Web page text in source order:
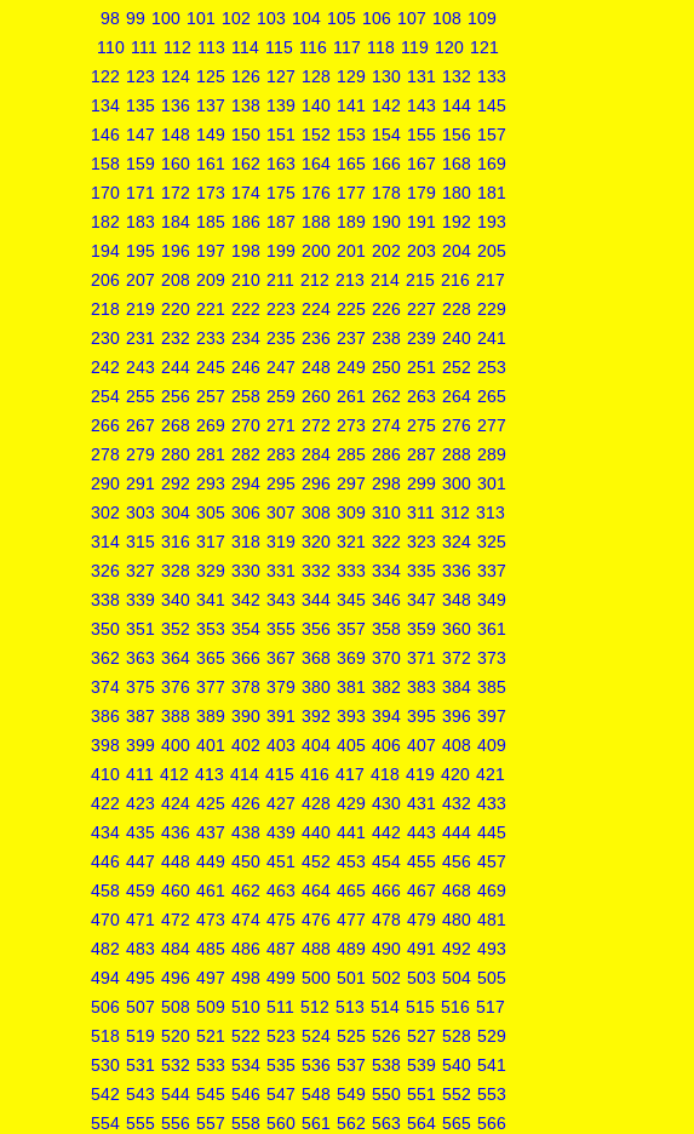
98 99 100 101 102 103 104 105 106 107 108 109
110 111 112 113 114 115 116 117 118 119 120 121
122 123 124 125 126 127 128 129 130 131 132 133
134 135 136 137 138 139 140 141 142 143 144 145
146 147 148 149 150 151 152 153 154 155 156 157
158 159 160 161 162 163 164 165 166 167 168 169
170 171 172 173 174 175 176 177 178 179 180 181
182 183 184 185 186 187 188 189 190 191 192 193
194 195 196 197 198 199 200 201 202 203 204 205
206 207 208 209 210 211 212 213 214 215 216 217
218 219 220 221 222 223 224 225 226 227 228 229
230 231 232 233 234 235 236 237 238 239 240 241
242 243 244 245 246 247 248 249 250 251 252 253
254 255 256 257 258 259 260 261 262 263 264 265
266 267 268 269 270 271 272 273 274 275 276 277
278 279 280 281 282 283 284 285 286 287 288 289
290 291 292 293 294 295 296 297 298 299 300 301
302 303 304 305 306 307 308 309 310 311 312 313
314 315 316 317 318 319 320 321 322 323 324 325
326 327 328 329 330 331 332 333 334 335 336 337
338 339 340 341 342 343 344 345 346 347 348 349
350 351 352 353 354 355 356 357 358 359 360 361
362 363 364 365 366 367 368 369 370 371 372 373
374 375 376 377 378 379 380 381 382 383 384 385
386 387 388 389 390 391 392 393 394 395 396 397
398 399 400 401 402 403 404 405 406 407 408 409
410 411 412 413 414 415 416 417 418 419 420 421
422 423 424 425 426 427 428 429 430 431 432 433
434 435 436 437 438 439 440 441 442 443 444 445
446 447 448 449 450 451 452 453 454 455 456 457
458 459 460 461 462 463 464 465 466 467 468 469
470 471 472 473 474 475 476 477 478 479 480 481
482 483 484 485 486 487 488 489 490 491 492 493
494 495 496 497 498 499 500 501 502 503 504 505
506 507 508 509 510 511 512 513 514 515 516 517
518 519 520 521 522 523 524 525 526 527 528 529
530 531 532 533 534 535 536 537 538 539 540 541
542 543 544 545 546 547 548 549 550 551 552 553
554 555 556 557 558 560 561 562 563 564 565 566